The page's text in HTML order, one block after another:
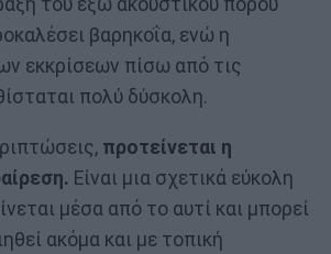
του έξω ακουστικού πόρου
βαρηκοΐα, ενώ η
εκκρίσεων πίσω από τις
πολύ δύσκολη.
προτείνεται η
Είναι μια σχετικά εύκολη
μέσα από το αυτί και μπορεί
ακόμα και με τοπική